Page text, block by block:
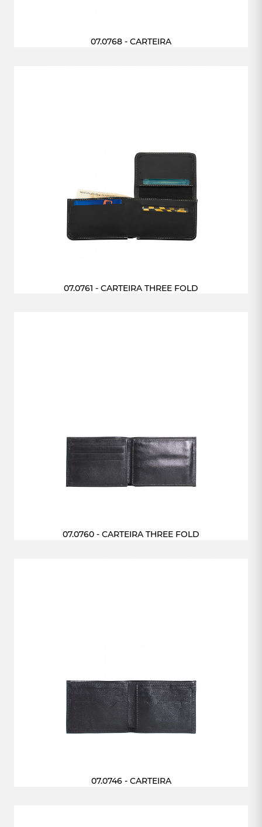
07.0768 - CARTEIRA
07.0761 - CARTEIRA THREE FOLD
07.0760 - CARTEIRA THREE FOLD
07.0746 - CARTEIRA